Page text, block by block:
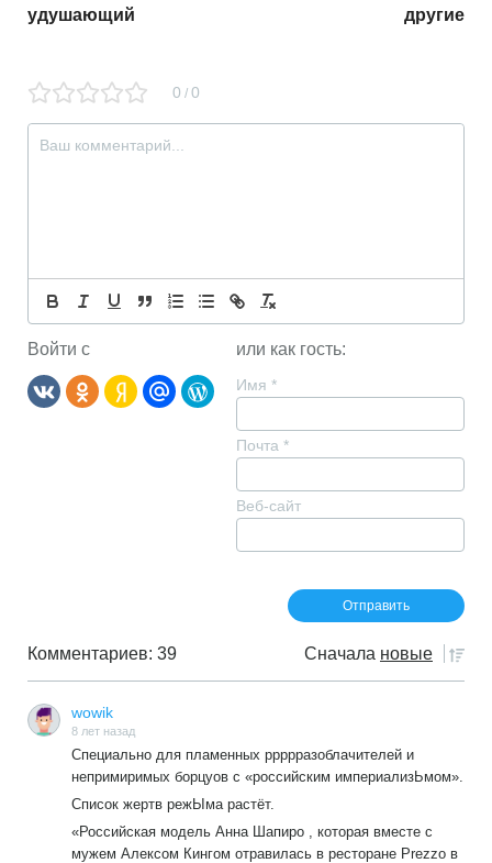
удушающий
другие
0 / 0
Войти с или как гость:
Имя *
Почта *
Веб-сайт
Комментариев: 39 Сначала новые
wowik
8 лет назад
Специально для пламенных ррррразоблачителей и
непримиримых борцуов с «российским империализЬмом».
Список жертв режЫма растёт.
«Российская модель Анна Шапиро , которая вместе с
мужем Алексом Кингом отравилась в ресторане Prezzo в